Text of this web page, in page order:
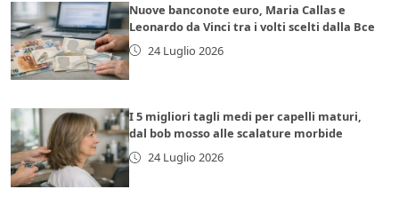
Nuove banconote euro, Maria Callas e
Leonardo da Vinci tra i volti scelti dalla Bce
24 Luglio 2026
I 5 migliori tagli medi per capelli maturi,
dal bob mosso alle scalature morbide
24 Luglio 2026